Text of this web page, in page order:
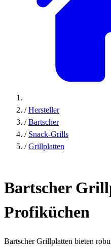
/ Hersteller
/ Bartscher
/ Snack-Grills
/ Grillplatten
Bartscher
Profiküchen
Bartscher Grillplatten bieten